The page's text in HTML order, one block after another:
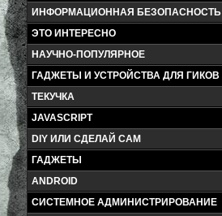
ИНФОРМАЦИОННАЯ БЕЗОПАСНОСТЬ
ЭТО ИНТЕРЕСНО
НАУЧНО-ПОПУЛЯРНОЕ
ГАДЖЕТЫ И УСТРОЙСТВА ДЛЯ ГИКОВ
ТЕКУЧКА
JAVASCRIPT
DIY ИЛИ СДЕЛАЙ САМ
ГАДЖЕТЫ
ANDROID
СИСТЕМНОЕ АДМИНИСТРИРОВАНИЕ